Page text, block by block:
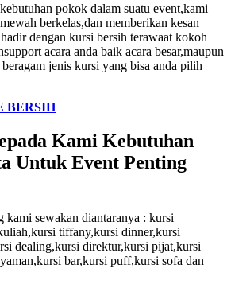
pokok dalam suatu event,kami
berkelas,dan memberikan kesan
dengan kursi bersih terawaat kokoh
acara anda baik acara besar,maupun
jenis kursi yang bisa anda pilih
BERSIH
Kami Kebutuhan
Untuk Event Penting
kami sewakan diantaranya : kursi
tiffany,kursi dinner,kursi
dealing,kursi direktur,kursi pijat,kursi
bar,kursi puff,kursi sofa dan